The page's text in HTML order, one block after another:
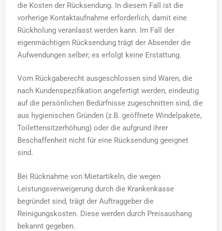
die Kosten der Rücksendung. In diesem Fall ist die
vorherige Kontaktaufnahme erforderlich, damit eine
Rückholung veranlasst werden kann. Im Fall der
eigenmächtigen Rücksendung trägt der Absender die
Aufwendungen selber; es erfolgt keine Erstattung.
Vom Rückgaberecht ausgeschlossen sind Waren, die
nach Kundenspezifikation angefertigt werden, eindeutig
auf die persönlichen Bedürfnisse zugeschnitten sind, die
aus hygienischen Gründen (z.B. geöffnete Windelpakete,
Toilettensitzerhöhung) oder die aufgrund ihrer
Beschaffenheit nicht für eine Rücksendung geeignet
sind.
Bei Rücknahme von Mietartikeln, die wegen
Leistungsverweigerung durch die Krankenkasse
begründet sind, trägt der Auftraggeber die
Reinigungskosten. Diese werden durch Preisaushang
bekannt gegeben.